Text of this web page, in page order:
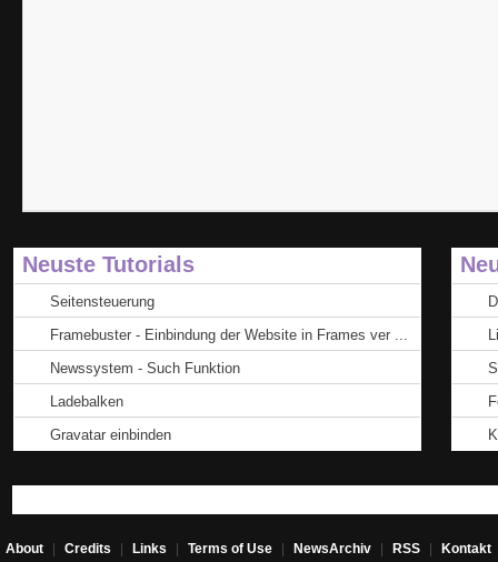
Neuste Tutorials
Seitensteuerung
Framebuster - Einbindung der Website in Frames ver ...
Newssystem - Such Funktion
Ladebalken
Gravatar einbinden
About Credits Links Terms of Use NewsArchiv RSS Kontakt